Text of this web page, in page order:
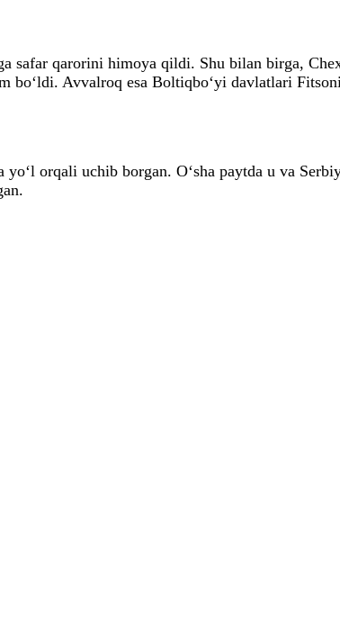
safar qarorini himoya qildi. Shu bilan birga,
bo‘ldi. Avvalroq esa Boltiqbo‘yi davlatlari
orqali uchib borgan. O‘sha paytda u va